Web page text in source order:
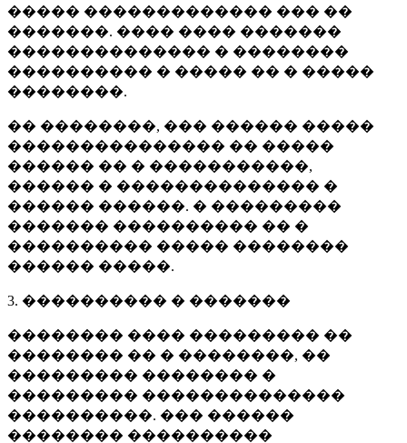
����� ������������� ��� ��
�������. ���� ���� �������
�������������� � ��������
���������� � ����� �� � �����
��������.
�� ��������, ��� ������ �����
��������������� �� �����
������ �� � �����������,
������ � �������������� �
������ ������. � ���������
������� ���������� �� �
���������� ����� ��������
������ �����.
3. ���������� � �������
�������� ���� ��������� ��
�������� �� � ��������, ��
��������� �������� �
��������� ��������������
����������. ��� ������
�������� ����������